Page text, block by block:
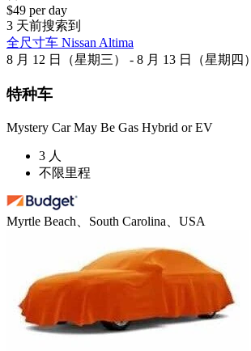
$49 per day
3 天前搜索到
全尺寸车 Nissan Altima
8 月 12 日（星期三） - 8 月 13 日（星期四）
特种车
Mystery Car May Be Gas Hybrid or EV
3 人
不限里程
Myrtle Beach、South Carolina、USA